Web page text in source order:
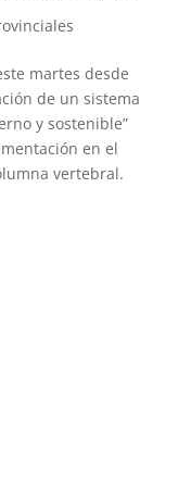
martes desde
de un sistema
y sostenible”
en el
vertebral.